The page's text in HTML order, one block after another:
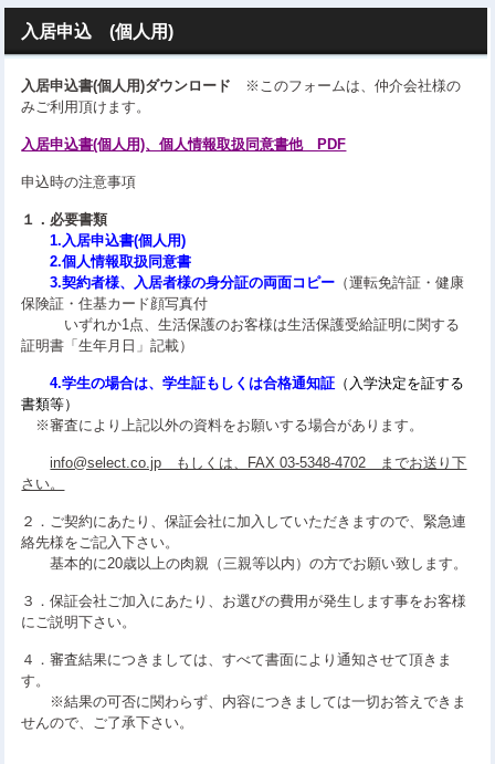
入居申込 (個人用)
入居申込書(個人用)ダウンロード ※このフォームは、仲介会社様の
みご利用頂けます。
入居申込書(個人用)、個人情報取扱同意書他 PDF
申込時の注意事項
１．必要書類
1.入居申込書(個人用)
2.個人情報取扱同意書
3.契約者様、入居者様の身分証の両面コピー （運転免許証・健康
保険証・住基カード顔写真付
いずれか1点、生活保護のお客様は生活保護受給証明に関する
証明書「生年月日」記載）
4.学生の場合は、学生証もしくは合格通知証 （入学決定を証する
書類等）
※審査により上記以外の資料をお願いする場合があります。
info@select.co.jp もしくは、FAX 03-5348-4702 までお送り下
さい。
２．ご契約にあたり、保証会社に加入していただきますので、緊急連
絡先様をご記入下さい。
基本的に20歳以上の肉親（三親等以内）の方でお願い致します。
３．保証会社ご加入にあたり、お選びの費用が発生します事をお客様
にご説明下さい。
４．審査結果につきましては、すべて書面により通知させて頂きま
す。
※結果の可否に関わらず、内容につきましては一切お答えできま
せんので、ご了承下さい。